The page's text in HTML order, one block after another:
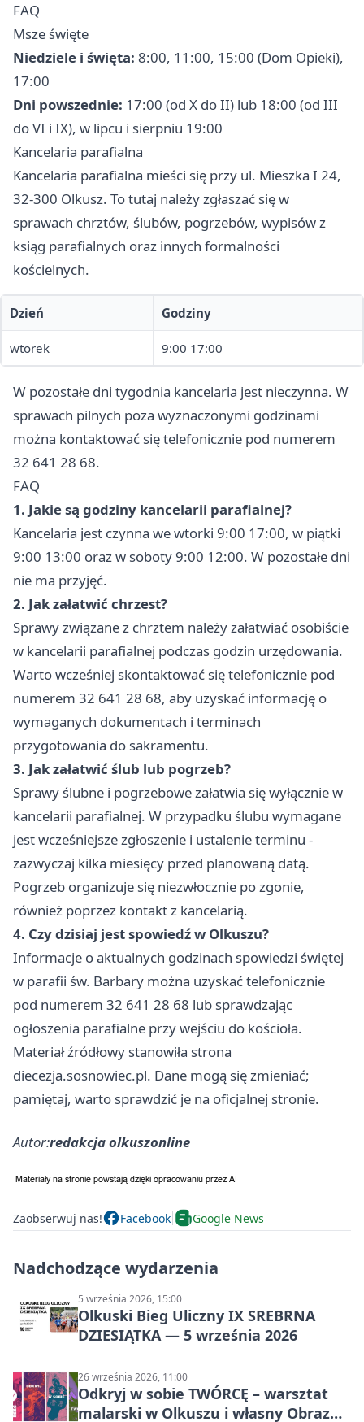
FAQ
Msze święte
Niedziele i święta: 8:00, 11:00, 15:00 (Dom Opieki),
17:00
Dni powszednie: 17:00 (od X do II) lub 18:00 (od III
do VI i IX), w lipcu i sierpniu 19:00
Kancelaria parafialna
Kancelaria parafialna mieści się przy ul. Mieszka I 24,
32-300 Olkusz. To tutaj należy zgłaszać się w
sprawach chrztów, ślubów, pogrzebów, wypisów z
ksiąg parafialnych oraz innych formalności
kościelnych.
Dzień Godziny
wtorek 9:00 17:00
W pozostałe dni tygodnia kancelaria jest nieczynna. W
sprawach pilnych poza wyznaczonymi godzinami
można kontaktować się telefonicznie pod numerem
32 641 28 68.
FAQ
1. Jakie są godziny kancelarii parafialnej?
Kancelaria jest czynna we wtorki 9:00 17:00, w piątki
9:00 13:00 oraz w soboty 9:00 12:00. W pozostałe dni
nie ma przyjęć.
2. Jak załatwić chrzest?
Sprawy związane z chrztem należy załatwiać osobiście
w kancelarii parafialnej podczas godzin urzędowania.
Warto wcześniej skontaktować się telefonicznie pod
numerem 32 641 28 68, aby uzyskać informację o
wymaganych dokumentach i terminach
przygotowania do sakramentu.
3. Jak załatwić ślub lub pogrzeb?
Sprawy ślubne i pogrzebowe załatwia się wyłącznie w
kancelarii parafialnej. W przypadku ślubu wymagane
jest wcześniejsze zgłoszenie i ustalenie terminu -
zazwyczaj kilka miesięcy przed planowaną datą.
Pogrzeb organizuje się niezwłocznie po zgonie,
również poprzez kontakt z kancelarią.
4. Czy dzisiaj jest spowiedź w Olkuszu?
Informacje o aktualnych godzinach spowiedzi świętej
w parafii św. Barbary można uzyskać telefonicznie
pod numerem 32 641 28 68 lub sprawdzając
ogłoszenia parafialne przy wejściu do kościoła.
Materiał źródłowy stanowiła strona
diecezja.sosnowiec.pl. Dane mogą się zmieniać;
pamiętaj, warto sprawdzić je na oficjalnej stronie.
Autor:redakcja olkuszonline
Zaobserwuj nas! Facebook Google News
Nadchodzące wydarzenia
5 września 2026, 15:00
Olkuski Bieg Uliczny IX SREBRNA
DZIESIĄTKA — 5 września 2026
26 września 2026, 11:00
Odkryj w sobie TWÓRCĘ – warsztat
malarski w Olkuszu i własny Obraz